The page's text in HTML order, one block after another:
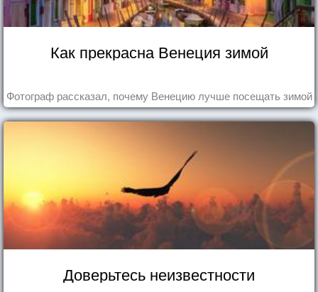
Как прекрасна Венеция зимой
Фотограф рассказал, почему Венецию лучше посещать зимой
Доверьтесь неизвестности